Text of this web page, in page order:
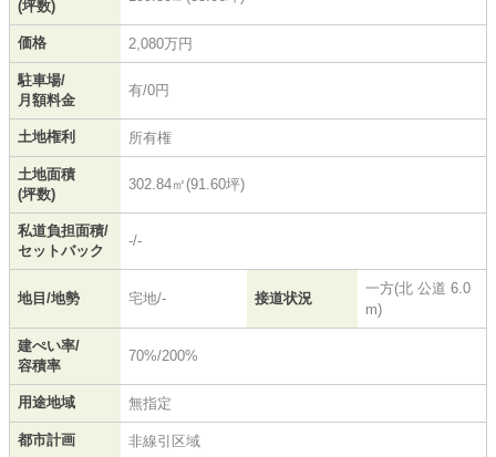
(坪数)
価格 2,080万円
駐車場/
月額料金
有/0円
土地権利 所有権
土地面積
(坪数)
302.84㎡(91.60坪)
私道負担面積/
セットバック
-/-
地目/地勢 宅地/- 接道状況
一方(北 公道 6.0
m)
建ぺい率/
容積率
70%/200%
用途地域 無指定
都市計画 非線引区域